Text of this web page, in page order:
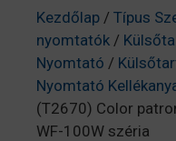
Kezdőlap / Típus
nyomtatók /
Nyomtató /
Nyomtató
(T2670) Color
WF-100W széria